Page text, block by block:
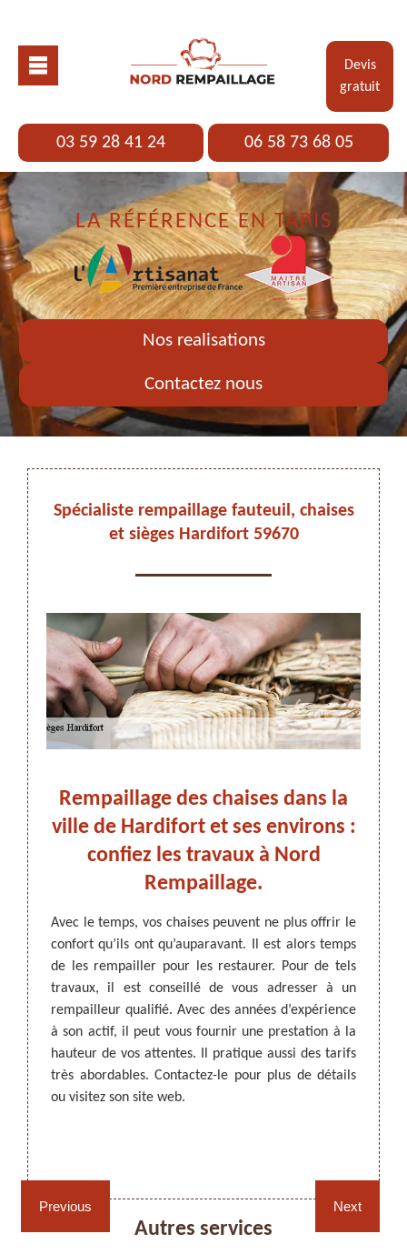
Devis
gratuit
03 59 28 41 24 06 58 73 68 05
LA RÉFÉRENCE EN TAPIS
Nos realisations
Contactez nous
ARTISAN DEZITTER , REMPAILLAGE -
CANNAGE - RECOLLAGE, 59 NORD
Cannage fauteuil, chaises
Spécialiste rempaillage fauteuil, chaises
et sièges Hardifort 59670
Previous
et
leur
Il
à un
des
un
Rempaillage des chaises dans la
ville de Hardifort et ses environs :
confiez les travaux à Nord
Rempaillage.
Avec le temps, vos chaises peuvent ne plus offrir le
confort qu’ils ont qu’auparavant. Il est alors temps
de les rempailler pour les restaurer. Pour de tels
travaux, il est conseillé de vous adresser à un
rempailleur qualifié. Avec des années d’expérience
à son actif, il peut vous fournir une prestation à la
hauteur de vos attentes. Il pratique aussi des tarifs
très abordables. Contactez-le pour plus de détails
ou visitez son site web.
Si
ce
de
prix
est
Next
Autres services